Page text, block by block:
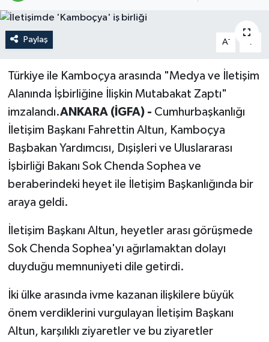
Paylaş A- A
Türkiye ile Kamboçya arasında "Medya ve İletişim
Alanında İşbirliğine İlişkin Mutabakat Zaptı"
imzalandı.ANKARA (İGFA) - Cumhurbaşkanlığı
İletişim Başkanı Fahrettin Altun, Kamboçya
Başbakan Yardımcısı, Dışişleri ve Uluslararası
İşbirliği Bakanı Sok Chenda Sophea ve
beraberindeki heyet ile İletişim Başkanlığında bir
araya geldi.
İletişim Başkanı Altun, heyetler arası görüşmede
Sok Chenda Sophea'yı ağırlamaktan dolayı
duyduğu memnuniyeti dile getirdi.
İki ülke arasında ivme kazanan ilişkilere büyük
önem verdiklerini vurgulayan İletişim Başkanı
Altun, karşılıklı ziyaretler ve bu ziyaretler
Magazin
Politika
Sağlık
Spor
Teknoloji
Yaşam
Haber Arşivi